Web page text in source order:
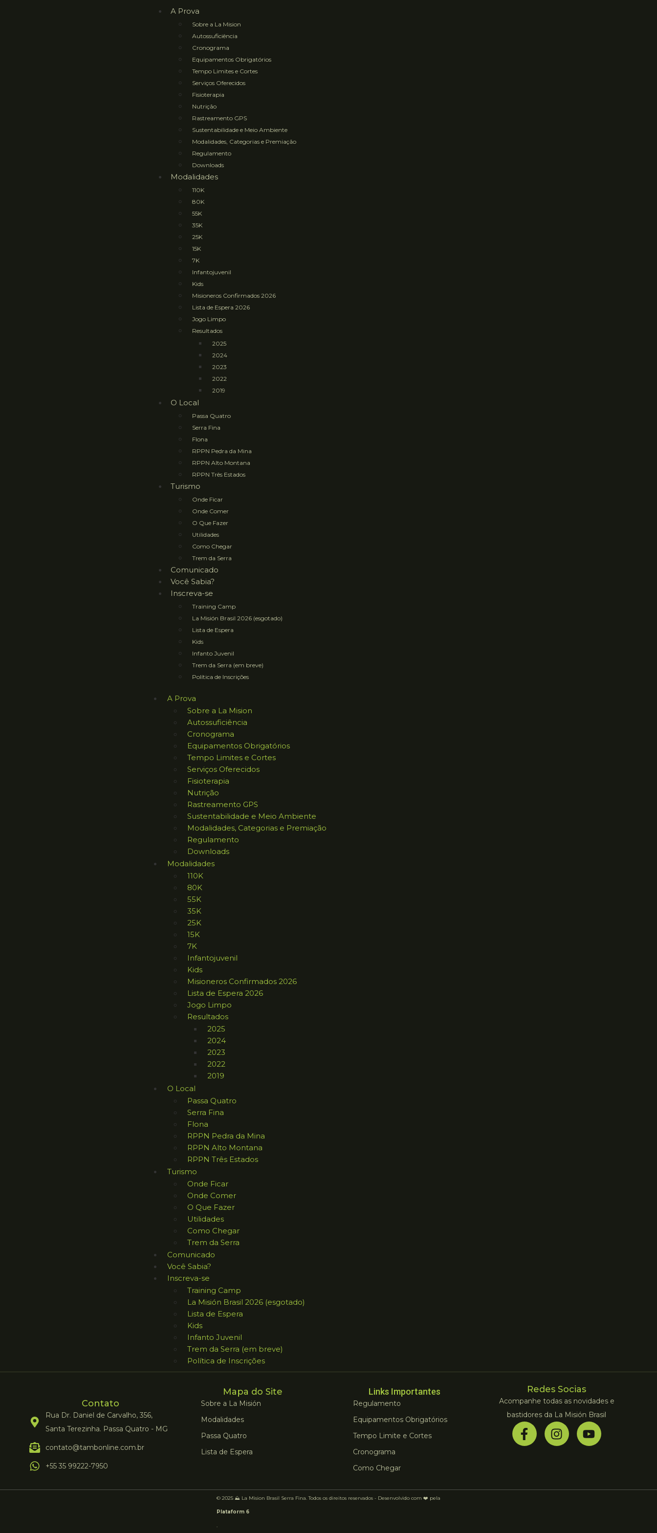
A Prova
Sobre a La Mision
Autossuficiência
Cronograma
Equipamentos Obrigatórios
Tempo Limites e Cortes
Serviços Oferecidos
Fisioterapia
Nutrição
Rastreamento GPS
Sustentabilidade e Meio Ambiente
Modalidades, Categorias e Premiação
Regulamento
Downloads
Modalidades
110K
80K
55K
35K
25K
15K
7K
Infantojuvenil
Kids
Misioneros Confirmados 2026
Lista de Espera 2026
Jogo Limpo
Resultados
2025
2024
2023
2022
2019
O Local
Passa Quatro
Serra Fina
Flona
RPPN Pedra da Mina
RPPN Alto Montana
RPPN Três Estados
Turismo
Onde Ficar
Onde Comer
O Que Fazer
Utilidades
Como Chegar
Trem da Serra
Comunicado
Você Sabia?
Inscreva-se
Training Camp
La Misión Brasil 2026 (esgotado)
Lista de Espera
Kids
Infanto Juvenil
Trem da Serra (em breve)
Política de Inscrições
A Prova
Sobre a La Mision
Autossuficiência
Cronograma
Equipamentos Obrigatórios
Tempo Limites e Cortes
Serviços Oferecidos
Fisioterapia
Nutrição
Rastreamento GPS
Sustentabilidade e Meio Ambiente
Modalidades, Categorias e Premiação
Regulamento
Downloads
Modalidades
110K
80K
55K
35K
25K
15K
7K
Infantojuvenil
Kids
Misioneros Confirmados 2026
Lista de Espera 2026
Jogo Limpo
Resultados
2025
2024
2023
2022
2019
O Local
Passa Quatro
Serra Fina
Flona
RPPN Pedra da Mina
RPPN Alto Montana
RPPN Três Estados
Turismo
Onde Ficar
Onde Comer
O Que Fazer
Utilidades
Como Chegar
Trem da Serra
Comunicado
Você Sabia?
Inscreva-se
Training Camp
La Misión Brasil 2026 (esgotado)
Lista de Espera
Kids
Infanto Juvenil
Trem da Serra (em breve)
Política de Inscrições
Contato
Rua Dr. Daniel de Carvalho, 356,
Santa Terezinha. Passa Quatro - MG
contato@tambonline.com.br
+55 35 99222-7950
Mapa do Site
Sobre a La Misión
Modalidades
Passa Quatro
Lista de Espera
Links Importantes
Regulamento
Equipamentos Obrigatórios
Tempo Limite e Cortes
Cronograma
Como Chegar
Redes Socias
Acompanhe todas as novidades e
bastidores da La Misión Brasil
© 2025 ⛰️ La Mision Brasil Serra Fina. Todos os direitos reservados - Desenvolvido com ❤️ pela
Plataform 6
.